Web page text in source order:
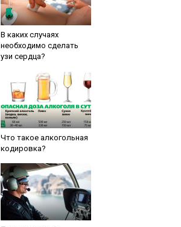
В каких случаях
необходимо сделать
узи сердца?
Что такое алкогольная
кодировка?